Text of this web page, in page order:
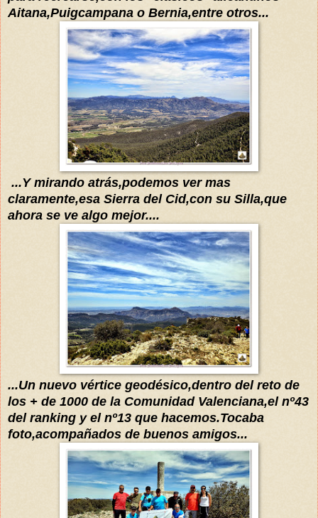
Aitana,Puigcampana o Bernia,entre otros...
...Y mirando atrás,podemos ver mas
claramente,esa Sierra del Cid,con su Silla,que
ahora se ve algo mejor....
...Un nuevo vértice geodésico,dentro del reto de
los + de 1000 de la Comunidad Valenciana,el nº43
del ranking y el nº13 que hacemos.Tocaba
foto,acompañados de buenos amigos...